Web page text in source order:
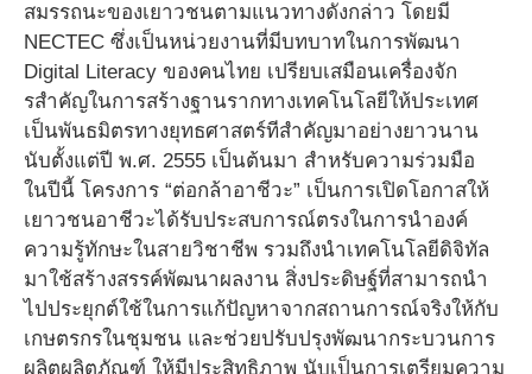
สมรรถนะของเยาวชนตามแนวทางดังกล่าว โดยมี
NECTEC ซึ่งเป็นหน่วยงานที่มีบทบาทในการพัฒนา
Digital Literacy ของคนไทย เปรียบเสมือนเครื่องจัก
รสําคัญในการสร้างฐานรากทางเทคโนโลยีให้ประเทศ
เป็นพันธมิตรทางยุทธศาสตร์ทีสําคัญมาอย่างยาวนาน
นับตั้งแต่ปี พ.ศ. 2555 เป็นต้นมา สําหรับความร่วมมือ
ในปีนี้ โครงการ “ต่อกล้าอาชีวะ” เป็นการเปิดโอกาสให้
เยาวชนอาชีวะได้รับประสบการณ์ตรงในการนําองค์
ความรู้ทักษะในสายวิชาชีพ รวมถึงนําเทคโนโลยีดิจิทัล
มาใช้สร้างสรรค์พัฒนาผลงาน สิ่งประดิษฐ์ที่สามารถนํา
ไปประยุกต์ใช้ในการแก้ปัญหาจากสถานการณ์จริงให้กับ
เกษตรกรในชุมชน และช่วยปรับปรุงพัฒนากระบวนการ
ผลิตผลิตภัณฑ์ ให้มีประสิทธิภาพ นับเป็นการเตรียมความ